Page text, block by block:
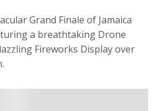
Grand Finale of Jamaica
a breathtaking Drone
Fireworks Display over